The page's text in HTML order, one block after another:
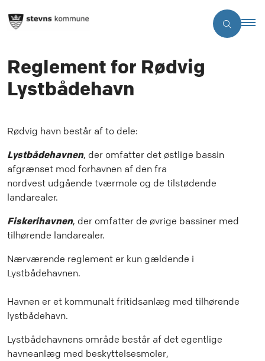
Reglement for Rødvig
Lystbådehavn
Rødvig havn består af to dele:
Lystbådehavnen, der omfatter det østlige bassin
afgrænset mod forhavnen af den fra
nordvest udgående tværmole og de tilstødende
landarealer.
Fiskerihavnen, der omfatter de øvrige bassiner med
tilhørende landarealer.
Nærværende reglement er kun gældende i
Lystbådehavnen.
Havnen er et kommunalt fritidsanlæg med tilhørende
lystbådehavn.
Lystbådehavnens område består af det egentlige
havneanlæg med beskyttelsesmoler,